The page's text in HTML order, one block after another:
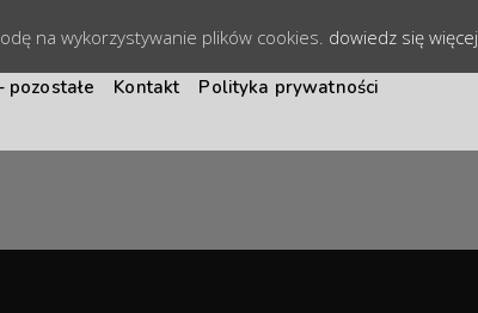
Kontakt Polityka prywatności
na wykorzystywanie plików cookies. dowiedz się więcej.